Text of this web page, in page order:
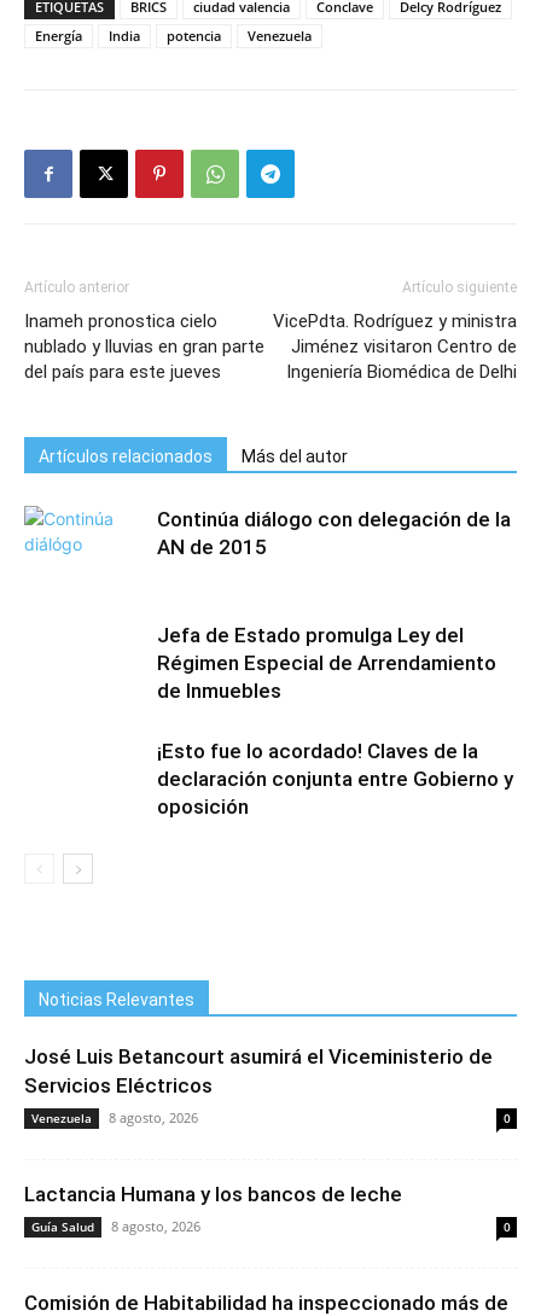
ETIQUETAS BRICS ciudad valencia Conclave
Delcy Rodríguez
Energía
India potencia Venezuela
Artículo anterior
Inameh pronostica cielo
nublado y lluvias en gran parte
del país para este jueves
Artículo siguiente
VicePdta. Rodríguez y ministra
Jiménez visitaron Centro de
Ingeniería Biomédica de Delhi
Artículos relacionados Más del autor
Continúa diálogo con delegación de la
AN de 2015
Jefa de Estado promulga Ley del
Régimen Especial de Arrendamiento
de Inmuebles
¡Esto fue lo acordado! Claves de la
declaración conjunta entre Gobierno y
oposición
Noticias Relevantes
José Luis Betancourt asumirá el Viceministerio de
Servicios Eléctricos
Venezuela 8 agosto, 2026 0
Lactancia Humana y los bancos de leche
Guía Salud 8 agosto, 2026 0
Comisión de Habitabilidad ha inspeccionado más de